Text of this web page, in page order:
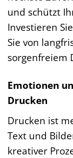
und schützt
Investieren
Sie von
sorgenfreiem
Emotionen
Drucken
Drucken ist
Text und
kreativer